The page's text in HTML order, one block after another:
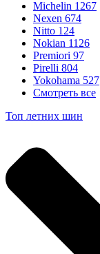
Michelin 1267
Nexen 674
Nitto 124
Nokian 1126
Premiori 97
Pirelli 804
Yokohama 527
Смотреть все
Топ летних шин